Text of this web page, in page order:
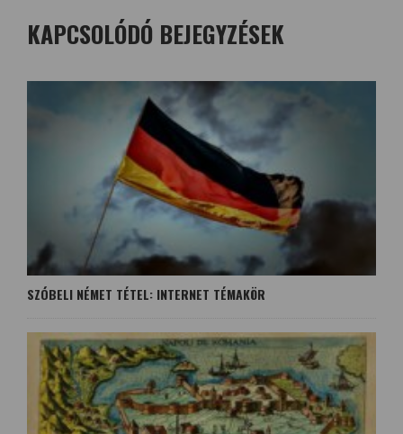
KAPCSOLÓDÓ BEJEGYZÉSEK
SZÓBELI NÉMET TÉTEL: INTERNET TÉMAKÖR